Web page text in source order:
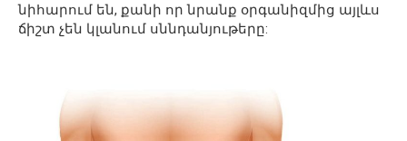
նիհարում են, քանի որ նրանք օրգանիզմից այլևս
ճիշտ չեն կլանում սննդանյութերը: